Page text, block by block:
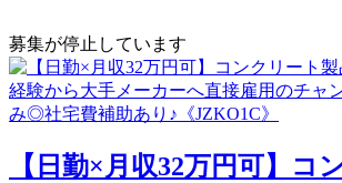
募集が停止しています
【日勤×月収32万円可】コ